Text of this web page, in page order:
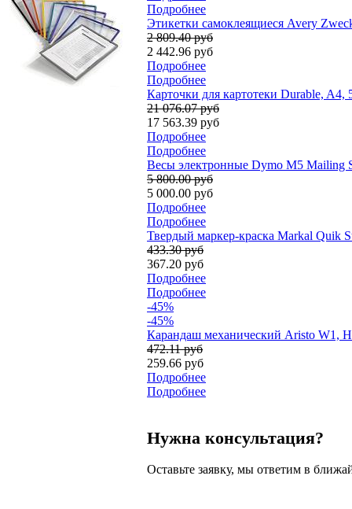
Подробнее
Этикетки самоклеящиеся Avery
2 809.40 руб
2 442.96 руб
Подробнее
Подробнее
Карточки для картотеки Durable,
21 076.07 руб
17 563.39 руб
Подробнее
Подробнее
Весы электронные Dymo M5 Mailing
5 800.00 руб
5 000.00 руб
Подробнее
Подробнее
Твердый маркер-краска Markal Quik
433.30 руб
367.20 руб
Подробнее
Подробнее
-45%
-45%
Карандаш механический Aristo W1,
472.11 руб
259.66 руб
Подробнее
Подробнее
Нужна консультация?
Оставьте заявку, мы ответим в